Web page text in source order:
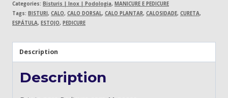
Categories: Bisturis | Inox | Podologia, MANICURE E PEDICURE
Tags: BISTURI, CALO, CALO DORSAL, CALO PLANTAR, CALOSIDADE, CURETA,
ESPÁTULA, ESTOJO, PEDICURE
Description
Description